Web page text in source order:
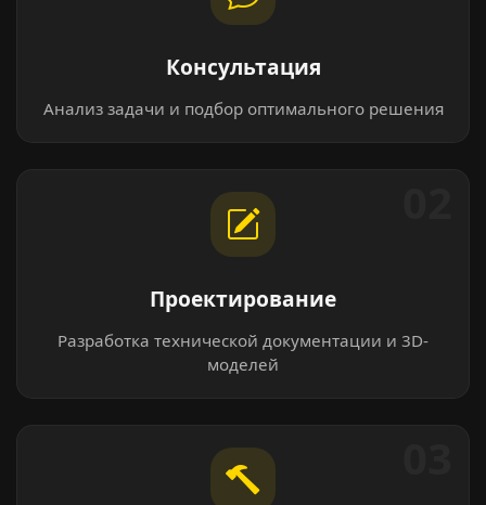
Консультация
Анализ задачи и подбор оптимального решения
Проектирование
Разработка технической документации и 3D-
моделей